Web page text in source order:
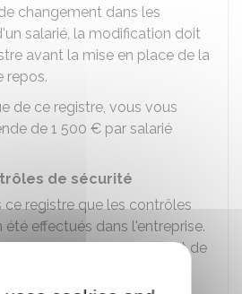
changement dans les
salarié, la modification doit
avant la mise en place de la
repos.
de ce registre, vous vous
de 1 500 € par salarié
de sécurité
ce registre que les contrôles
effectués dans l'entreprise.
de vérification et de
et de sécurité.